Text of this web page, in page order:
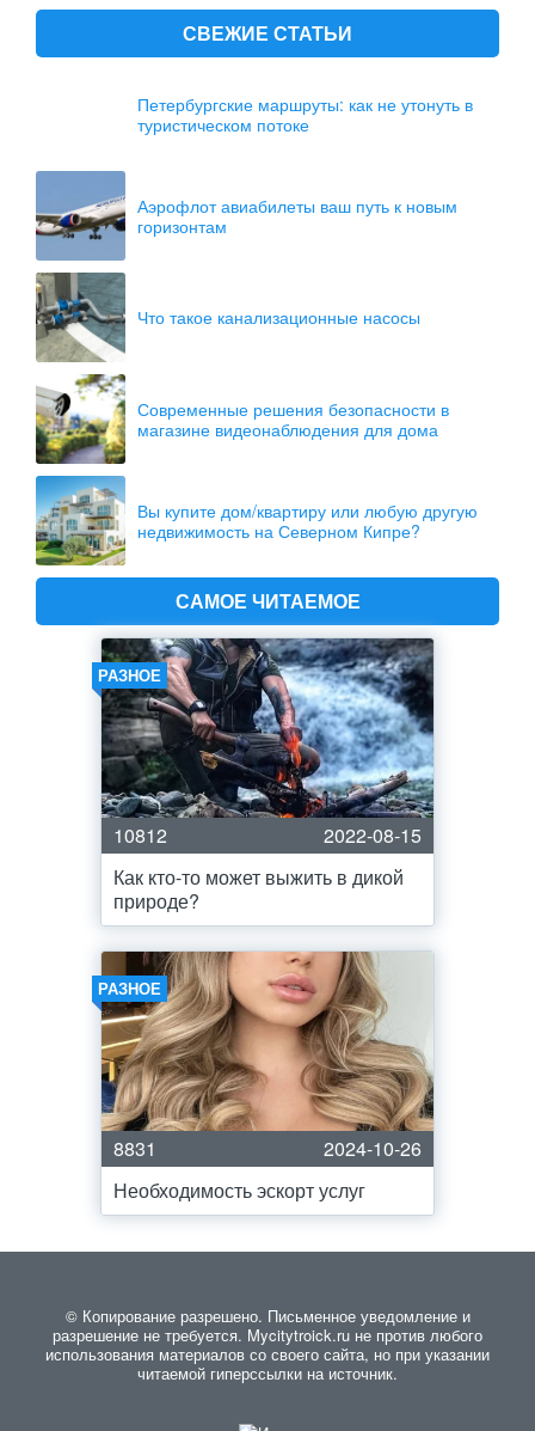
СВЕЖИЕ СТАТЬИ
Петербургские маршруты: как не утонуть в
туристическом потоке
Аэрофлот авиабилеты ваш путь к новым
горизонтам
Что такое канализационные насосы
Современные решения безопасности в
магазине видеонаблюдения для дома
Вы купите дом/квартиру или любую другую
недвижимость на Северном Кипре?
САМОЕ ЧИТАЕМОЕ
РАЗНОЕ
10812
2022-08-15
Как кто-то может выжить в дикой
природе?
РАЗНОЕ
8831
2024-10-26
Необходимость эскорт услуг
© Копирование разрешено. Письменное уведомление и
разрешение не требуется. Mycitytroick.ru не против любого
использования материалов со своего сайта, но при указании
читаемой гиперссылки на источник.